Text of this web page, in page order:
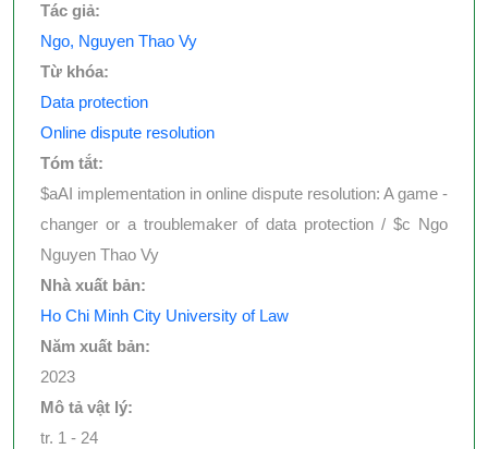
Tác giả:
Ngo, Nguyen Thao Vy
Từ khóa:
Data protection
Online dispute resolution
Tóm tắt:
$aAI implementation in online dispute resolution: A game -
changer or a troublemaker of data protection / $c Ngo
Nguyen Thao Vy
Nhà xuất bản:
Ho Chi Minh City University of Law
Năm xuất bản:
2023
Mô tả vật lý:
tr. 1 - 24